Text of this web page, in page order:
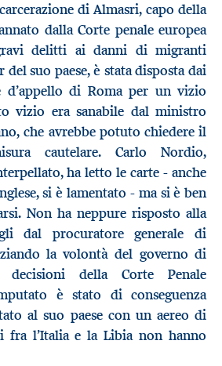
di Almasri, capo della
dalla Corte penale europea
delitti ai danni di migranti
del suo paese, è stata disposta dai
d’appello di Roma per un vizio
vizio era sanabile dal ministro
che avrebbe potuto chiedere il
cautelare. Carlo Nordio,
ha letto le carte - anche
si è lamentato - ma si è ben
Non ha neppure risposto alla
dal procuratore generale di
la volontà del governo di
decisioni della Corte Penale
è stato di conseguenza
al suo paese con un aereo di
fra l’Italia e la Libia non hanno